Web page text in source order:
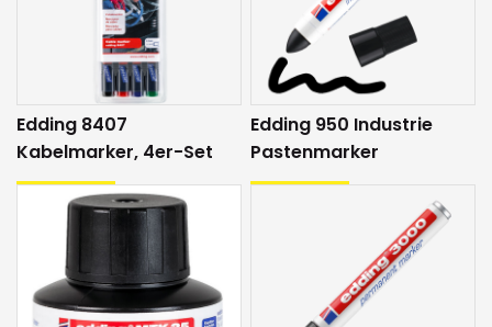
Edding 8407
Kabelmarker, 4er-Set
Edding 950 Industrie
Pastenmarker